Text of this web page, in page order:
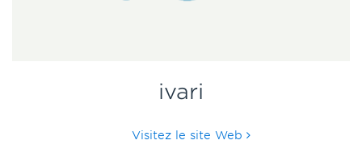
ivari
Visitez le site Web